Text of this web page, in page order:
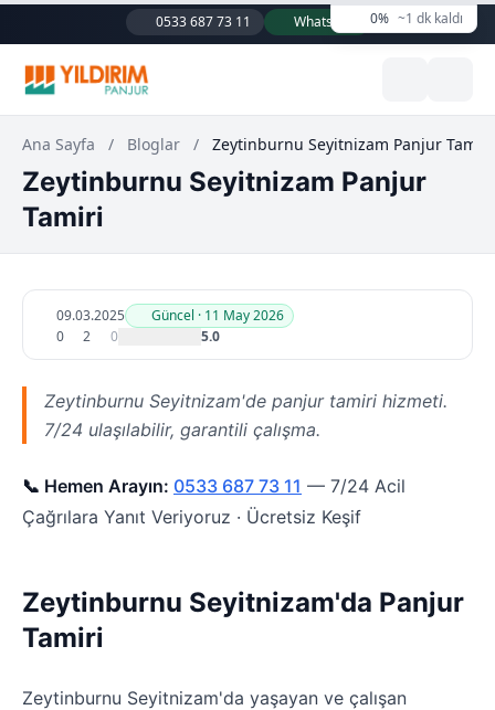
0533 687 73 11 WhatsApp 0% ~1 dk kaldı
Ana Sayfa / Bloglar / Zeytinburnu Seyitnizam Panjur Tamiri
Zeytinburnu Seyitnizam Panjur
Tamiri
09.03.2025
Güncel · 11 May 2026
0
2 0 5.0
Zeytinburnu Seyitnizam'de panjur tamiri hizmeti.
7/24 ulaşılabilir, garantili çalışma.
📞 Hemen Arayın: 0533 687 73 11 — 7/24 Acil
Çağrılara Yanıt Veriyoruz · Ücretsiz Keşif
Zeytinburnu Seyitnizam'da Panjur
Tamiri
Zeytinburnu Seyitnizam'da yaşayan ve çalışan